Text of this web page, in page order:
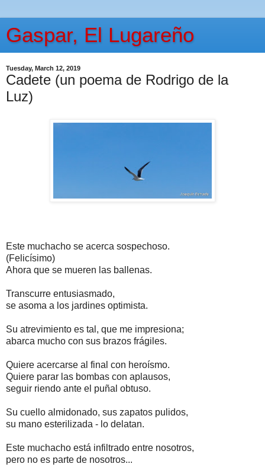
Gaspar, El Lugareño
Tuesday, March 12, 2019
Cadete (un poema de Rodrigo de la
Luz)
Este muchacho se acerca sospechoso.
(Felicísimo)
Ahora que se mueren las ballenas.
Transcurre entusiasmado,
se asoma a los jardines optimista.
Su atrevimiento es tal, que me impresiona;
abarca mucho con sus brazos frágiles.
Quiere acercarse al final con heroísmo.
Quiere parar las bombas con aplausos,
seguir riendo ante el puñal obtuso.
Su cuello almidonado, sus zapatos pulidos,
su mano esterilizada - lo delatan.
Este muchacho está infiltrado entre nosotros,
pero no es parte de nosotros...